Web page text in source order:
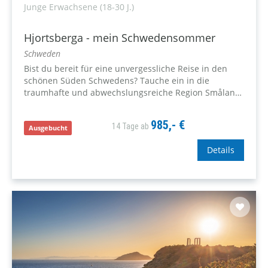
Junge Erwachsene (18-30 J.)
Hjortsberga - mein Schwedensommer
Schweden
Bist du bereit für eine unvergessliche Reise in den
schönen Süden Schwedens? Tauche ein in die
traumhafte und abwechslungsreiche Region Småland,
Ausgebucht 14 Tage ab 985,- €
Details